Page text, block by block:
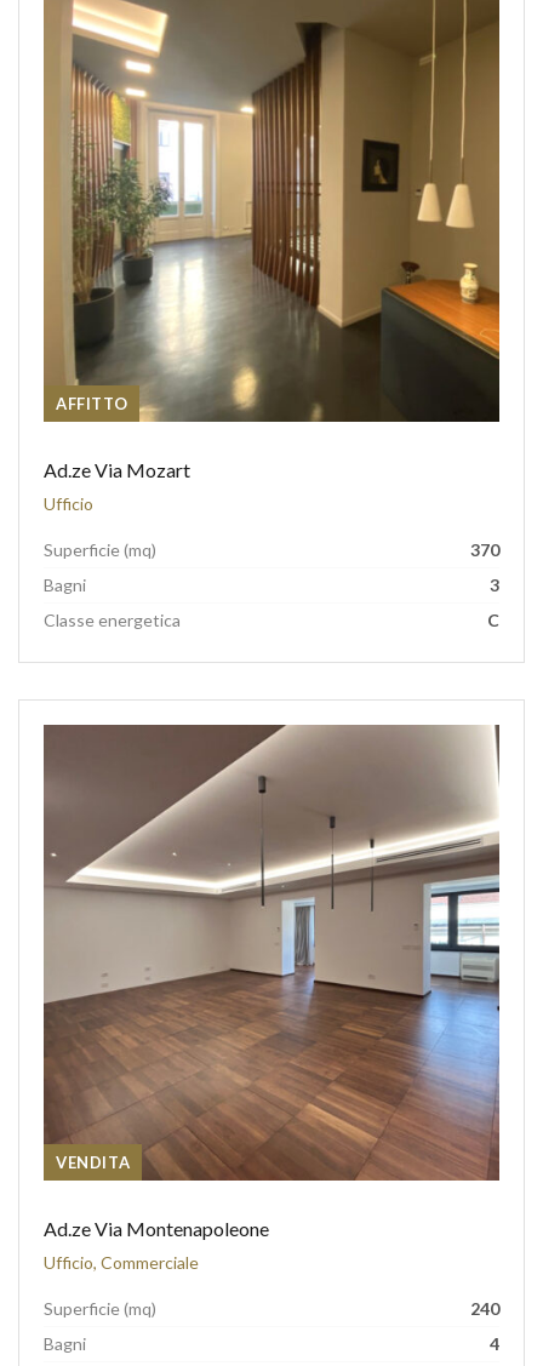
AFFITTO
Ad.ze Via Mozart
Ufficio
Superficie (mq)
370
Bagni
3
Classe energetica
C
VENDITA
Ad.ze Via Montenapoleone
Ufficio, Commerciale
Superficie (mq)
240
Bagni
4